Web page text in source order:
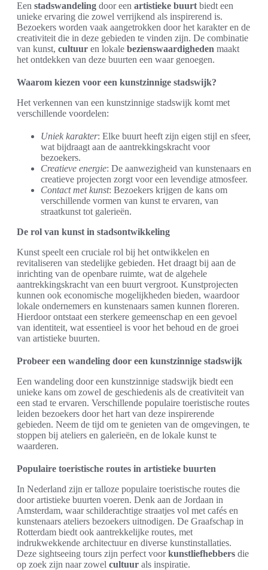
Een stadswandeling door een artistieke buurt biedt een
unieke ervaring die zowel verrijkend als inspirerend is.
Bezoekers worden vaak aangetrokken door het karakter en de
creativiteit die in deze gebieden te vinden zijn. De combinatie
van kunst, cultuur en lokale bezienswaardigheden maakt
het ontdekken van deze buurten een waar genoegen.
Waarom kiezen voor een kunstzinnige stadswijk?
Het verkennen van een kunstzinnige stadswijk komt met
verschillende voordelen:
Uniek karakter: Elke buurt heeft zijn eigen stijl en sfeer,
wat bijdraagt aan de aantrekkingskracht voor
bezoekers.
Creatieve energie: De aanwezigheid van kunstenaars en
creatieve projecten zorgt voor een levendige atmosfeer.
Contact met kunst: Bezoekers krijgen de kans om
verschillende vormen van kunst te ervaren, van
straatkunst tot galerieën.
De rol van kunst in stadsontwikkeling
Kunst speelt een cruciale rol bij het ontwikkelen en
revitaliseren van stedelijke gebieden. Het draagt bij aan de
inrichting van de openbare ruimte, wat de algehele
aantrekkingskracht van een buurt vergroot. Kunstprojecten
kunnen ook economische mogelijkheden bieden, waardoor
lokale ondernemers en kunstenaars samen kunnen floreren.
Hierdoor ontstaat een sterkere gemeenschap en een gevoel
van identiteit, wat essentieel is voor het behoud en de groei
van artistieke buurten.
Probeer een wandeling door een kunstzinnige stadswijk
Een wandeling door een kunstzinnige stadswijk biedt een
unieke kans om zowel de geschiedenis als de creativiteit van
een stad te ervaren. Verschillende populaire toeristische routes
leiden bezoekers door het hart van deze inspirerende
gebieden. Neem de tijd om te genieten van de omgevingen, te
stoppen bij ateliers en galerieën, en de lokale kunst te
waarderen.
Populaire toeristische routes in artistieke buurten
In Nederland zijn er talloze populaire toeristische routes die
door artistieke buurten voeren. Denk aan de Jordaan in
Amsterdam, waar schilderachtige straatjes vol met cafés en
kunstenaars ateliers bezoekers uitnodigen. De Graafschap in
Rotterdam biedt ook aantrekkelijke routes, met
indrukwekkende architectuur en diverse kunstinstallaties.
Deze sightseeing tours zijn perfect voorkunstliefhebbers die
op zoek zijn naar zowel cultuur als inspiratie.